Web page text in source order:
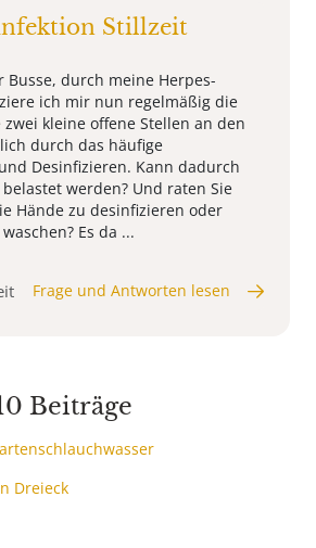
Stillzeit
Busse, durch meine Herpes-
ich mir nun regelmäßig die
zwei kleine offene Stellen an den
durch das häufige
Desinfizieren. Kann dadurch
werden? Und raten Sie
Hände zu desinfizieren oder
Es da ...
Frage und Antworten lesen
Beiträge
Dreieck